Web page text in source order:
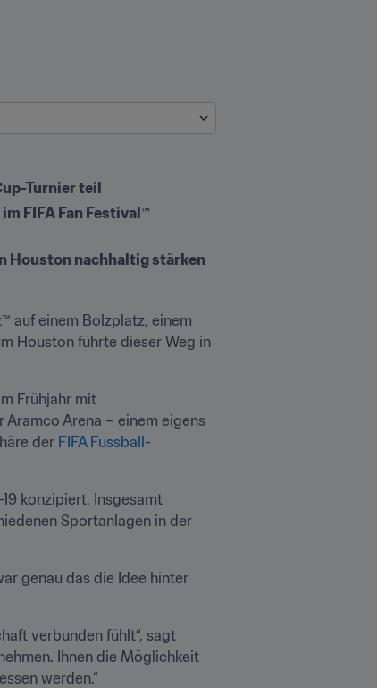
Turnier teil
FIFA Fan Festival™
Houston nachhaltig stärken
auf einem Bolzplatz, einem
Houston führte dieser Weg in
Frühjahr mit
Arena – einem eigens
der FIFA Fussball-
konzipiert. Insgesamt
Sportanlagen in der
genau das die Idee hinter
verbunden fühlt“, sagt
Ihnen die Möglichkeit
werden.“